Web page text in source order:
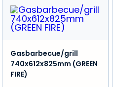
Gasbarbecue/grill
740x612x825mm (GREEN
FIRE)